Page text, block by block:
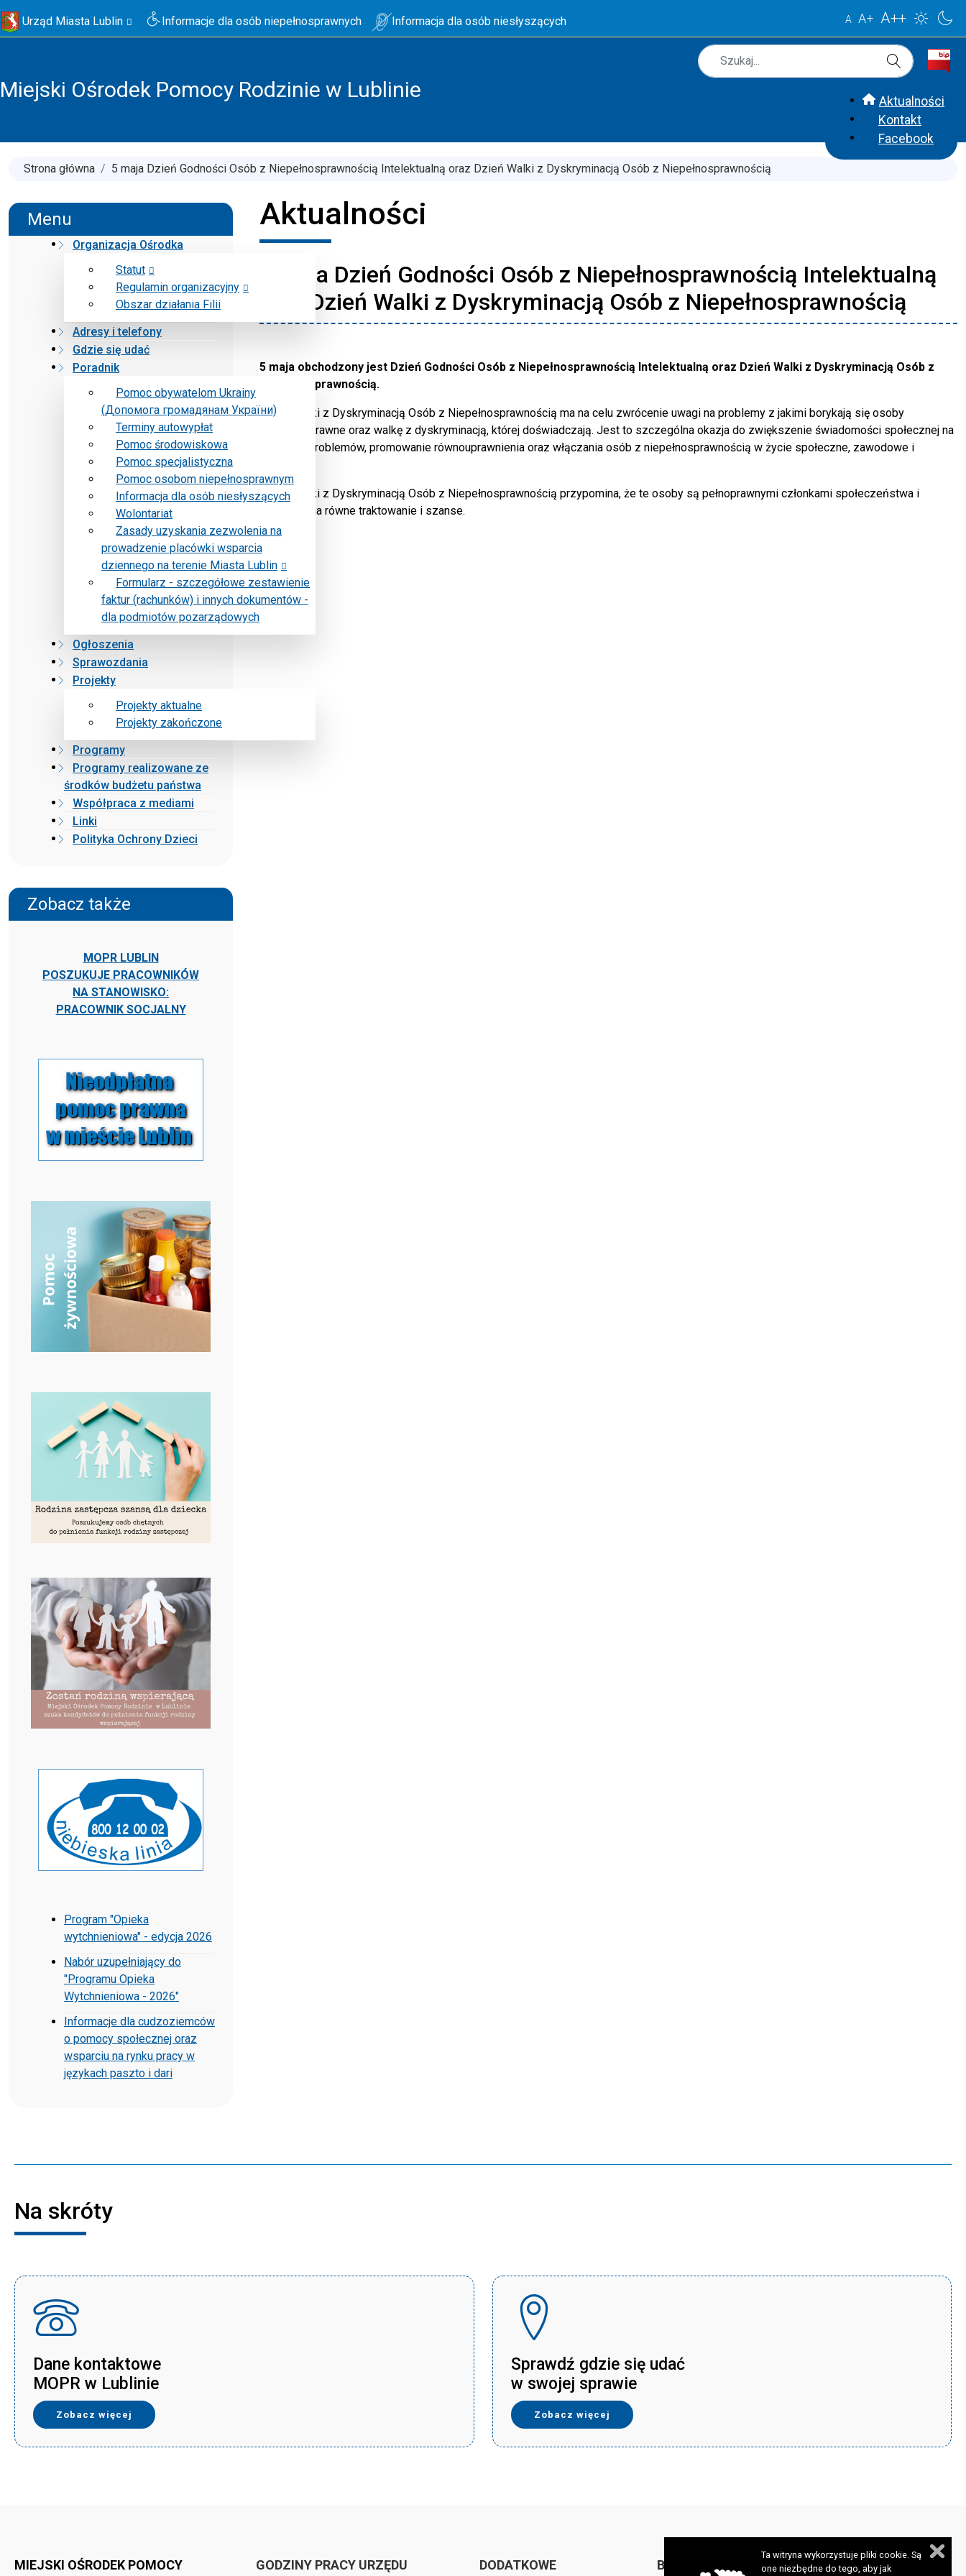
Urząd Miasta Lublin Informacje dla osób niepełnosprawnych Informacja dla osób niesłyszących A A+ A++
Miejski Ośrodek Pomocy Rodzinie w Lublinie
Szukaj
Type 2 or more characters for results.
Aktualności
Kontakt
Facebook
Strona główna 5 maja Dzień Godności Osób z Niepełnosprawnością Intelektualną oraz Dzień Walki z Dyskryminacją Osób z Niepełnosprawnością
Menu
Organizacja Ośrodka
Statut
Regulamin organizacyjny
Obszar działania Filii
Adresy i telefony
Gdzie się udać
Poradnik
Pomoc obywatelom Ukrainy
(Допомога громадянам України)
Terminy autowypłat
Pomoc środowiskowa
Pomoc specjalistyczna
Pomoc osobom niepełnosprawnym
Informacja dla osób niesłyszących
Wolontariat
Zasady uzyskania zezwolenia na
prowadzenie placówki wsparcia
dziennego na terenie Miasta Lublin
Formularz - szczegółowe zestawienie
faktur (rachunków) i innych dokumentów -
dla podmiotów pozarządowych
Ogłoszenia
Sprawozdania
Projekty
Projekty aktualne
Projekty zakończone
Programy
Programy realizowane ze
środków budżetu państwa
Współpraca z mediami
Linki
Polityka Ochrony Dzieci
Zobacz także
MOPR LUBLIN
POSZUKUJE PRACOWNIKÓW
NA STANOWISKO:
PRACOWNIK SOCJALNY
Program "Opieka
wytchnieniowa" - edycja 2026
Nabór uzupełniający do
"Programu Opieka
Wytchnieniowa - 2026"
Informacje dla cudzoziemców
o pomocy społecznej oraz
wsparciu na rynku pracy w
językach paszto i dari
Aktualności
5 maja Dzień Godności Osób z Niepełnosprawnością Intelektualną
oraz Dzień Walki z Dyskryminacją Osób z Niepełnosprawnością
5 maja obchodzony jest Dzień Godności Osób z Niepełnosprawnością Intelektualną oraz Dzień Walki z Dyskryminacją Osób z
Niepełnosprawnością.
Dzień Walki z Dyskryminacją Osób z Niepełnosprawnością ma na celu zwrócenie uwagi na problemy z jakimi borykają się osoby
niepełnosprawne oraz walkę z dyskryminacją, której doświadczają. Jest to szczególna okazja do zwiększenie świadomości społecznej na
temat ich problemów, promowanie równouprawnienia oraz włączania osób z niepełnosprawnością w życie społeczne, zawodowe i
Dzień Walki z Dyskryminacją Osób z Niepełnosprawnością przypomina, że te osoby są pełnoprawnymi członkami społeczeństwa i
zasługują na równe traktowanie i szanse.
Na skróty
Dane kontaktowe
MOPR w Lublinie
Zobacz więcej
Sprawdź gdzie się udać
w swojej sprawie
Zobacz więcej
MIEJSKI OŚRODEK POMOCY GODZINY PRACY URZĘDU DODATKOWE BIULETYN
Ta witryna wykorzystuje pliki cookie. Są
one niezbędne do tego, aby jak